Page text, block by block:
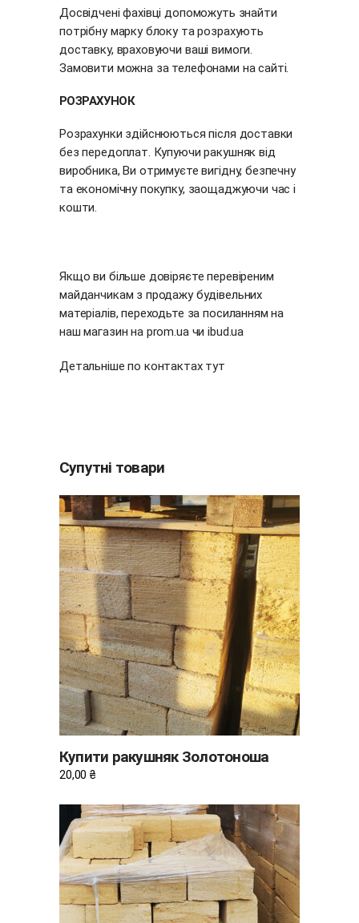
Досвідчені фахівці допоможуть знайти
потрібну марку блоку та розрахують
доставку, враховуючи ваші вимоги.
Замовити можна за телефонами на сайті.
РОЗРАХУНОК
Розрахунки здійснюються після доставки
без передоплат. Купуючи ракушняк від
виробника, Ви отримуєте вигідну, безпечну
та економічну покупку, заощаджуючи час і
кошти.
Якщо ви більше довіряєте перевіреним
майданчикам з продажу будівельних
матеріалів, переходьте за посиланням на
наш магазин на prom.uaчиibud.ua
Детальніше по контактах тут
Супутні товари
ДОДАТИ В КОШИК
Купити ракушняк Золотоноша
20,00 ₴